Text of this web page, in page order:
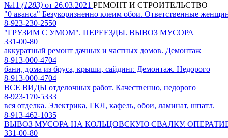
№11 (1283) от 26.03.2021 РЕМОНТ И СТРОИТЕЛЬСТВО
"0 аванса" Безукоризненно клеим обои. Ответственные
8-923-230-2550
"ГРУЗИМ С УМОМ". ПЕРЕЕЗДЫ. ВЫВОЗ МУСОРА
331-00-80
аккуратный ремонт дачных и частных домов. Демонтаж
8-913-000-4704
бани, дома из бруса, крыши, сайдинг. Демонтаж. Недорого
8-913-000-4704
ВСЕ ВИДЫ отделочных работ. Качественно, недорого
8-923-170-5333
вся отделка. Электрика, ГКЛ, кафель, обои, ламинат, шпатл.
8-913-462-1035
ВЫВОЗ МУСОРА НА КОЛЬЦОВСКУЮ СВАЛКУ.
331-00-80